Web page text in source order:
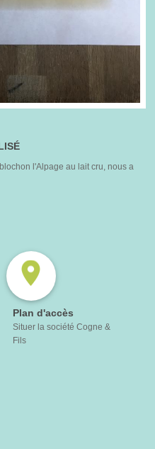
l'Alpage au lait cru, nous a
Plan d'accès
Situer la société Cogne &
Fils